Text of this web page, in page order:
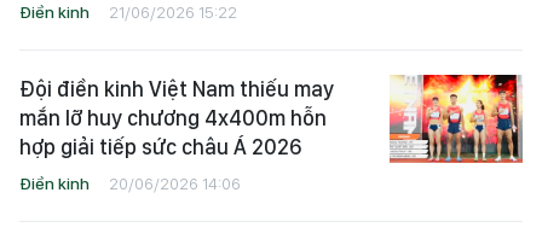
Điền kinh 21/06/2026 15:22
Đội điền kinh Việt Nam thiếu may
mắn lỡ huy chương 4x400m hỗn
hợp giải tiếp sức châu Á 2026
Điền kinh 20/06/2026 14:06